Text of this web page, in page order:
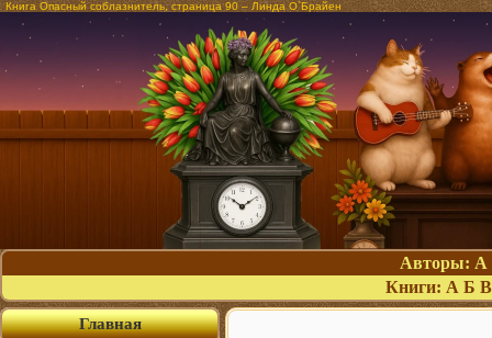
Книга Опасный соблазнитель, страница 90 – Линда О`Брайен
Авторы: А
Книги: А Б В
Главная